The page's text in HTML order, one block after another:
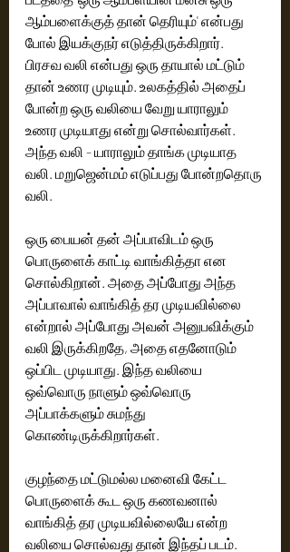
ஆம்பளைக்குத் தான் தெரியும்' என்பது
போல் இயக்குநர் எடுத்திருக்கிறார்.‌
பிரசவ வலி என்பது ஒரு தாயால் மட்டும்
தான் உணர முடியும். உலகத்தில் அதைப்
போன்ற ஒரு வலியை வேறு யாராலும்
உணர முடியாது என்று சொல்வார்கள்.
அந்த வலி - யாராலும் தாங்க முடியாத
வலி. மறுஜென்மம் எடுப்பது போன்றதொரு
வலி.
ஒரு பையன் தன் அப்பாவிடம் ஒரு
பொருளைக் காட்டி வாங்கித்தா என
சொல்கிறான். அதை அப்போது அந்த
அப்பாவால் வாங்கித் தர முடியவில்லை
என்றால் அப்போது அவன் அனுபவிக்கும்
வலி இருக்கிறதே, அதை எதனோடும்
ஒப்பிட முடியாது. இந்த வலியை
ஒவ்வொரு நாளும் ஒவ்வொரு
அப்பாக்களும் சுமந்து
கொண்டிருக்கிறார்கள்.
குழந்தை மட்டுமல்ல மனைவி கேட்ட
பொருளைக் கூட ஒரு கணவனால்
வாங்கித் தர முடியவில்லையே என்ற
வலியை சொல்வது தான் இந்தப் படம்.